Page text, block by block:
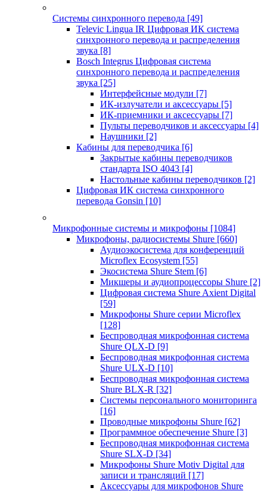
Системы синхронного перевода [49]
Televic Lingua IR Цифровая ИК система
синхронного перевода и распределения
звука [8]
Bosch Integrus Цифровая система
синхронного перевода и распределения
звука [25]
Интерфейсные модули [7]
ИК-излучатели и аксессуары [5]
ИК-приемники и аксессуары [7]
Пульты переводчиков и аксессуары [4]
Наушники [2]
Кабины для переводчика [6]
Закрытые кабины переводчиков
стандарта ISO 4043 [4]
Настольные кабины переводчиков [2]
Цифровая ИК система синхронного
перевода Gonsin [10]
Микрофонные системы и микрофоны [1084]
Микрофоны, радиосистемы Shure [660]
Аудиоэкосистема для конференций
Microflex Ecosystem [55]
Экосистема Shure Stem [6]
Микшеры и аудиопроцессоры Shure [2]
Цифровая система Shure Axient Digital
[59]
Микрофоны Shure серии Microflex
[128]
Беспроводная микрофонная система
Shure QLX-D [9]
Беспроводная микрофонная система
Shure ULX-D [10]
Беспроводная микрофонная система
Shure BLX-R [32]
Системы персонального мониторинга
[16]
Проводные микрофоны Shure [62]
Программное обеспечение Shure [3]
Беспроводная микрофонная система
Shure SLX-D [34]
Микрофоны Shure Motiv Digital для
записи и трансляций [17]
Аксессуары для микрофонов Shure